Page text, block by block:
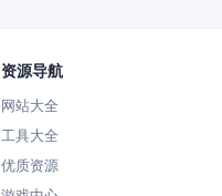
资源导航
网站大全
工具大全
优质资源